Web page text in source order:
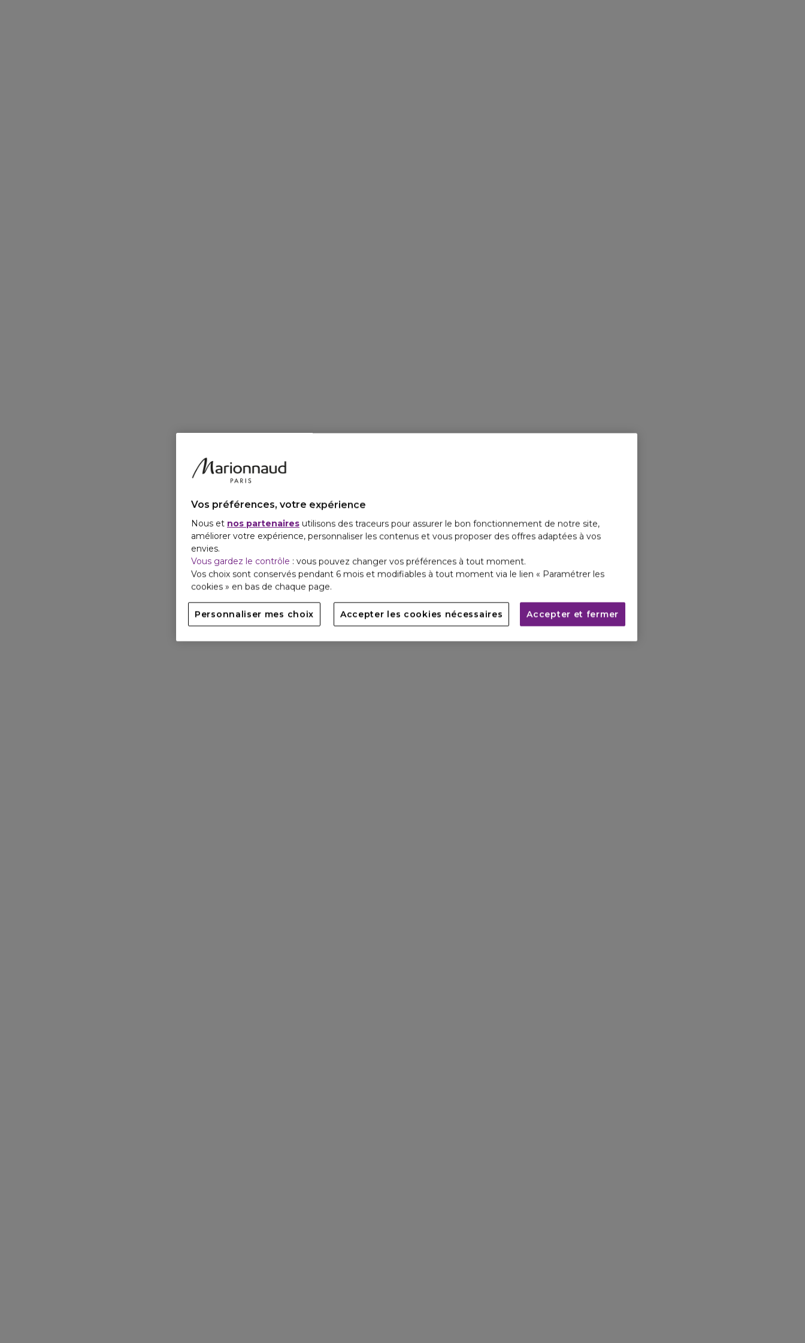
Vos préférences, votre expérience
Nous et nos partenaires utilisons des traceurs pour assurer le bon fonctionnement de notre site,
améliorer votre expérience, personnaliser les contenus et vous proposer des offres adaptées à vos
envies.
Vous gardez le contrôle : vous pouvez changer vos préférences à tout moment.
Vos choix sont conservés pendant 6 mois et modifiables à tout moment via le lien « Paramétrer les
cookies » en bas de chaque page.
Personnaliser mes choix Accepter les cookies nécessaires Accepter et fermer